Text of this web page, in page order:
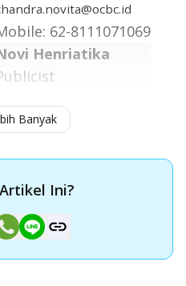
62-8111071069
Henriatika
62-8119812329
Banyak
Ini?